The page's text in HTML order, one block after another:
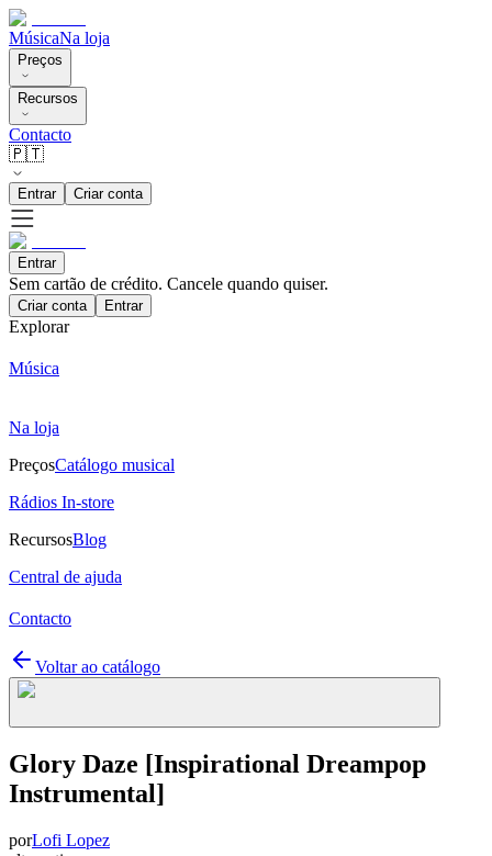
MúsicaNa loja
Preços
Recursos
Contacto
🇵🇹
Entrar Criar conta
Entrar
Sem cartão de crédito. Cancele quando quiser.
Criar conta Entrar
Explorar
Música
Na loja
PreçosCatálogo musical
Rádios In-store
RecursosBlog
Central de ajuda
Contacto
Voltar ao catálogo
Glory Daze [Inspirational Dreampop
Instrumental]
porLofi Lopez